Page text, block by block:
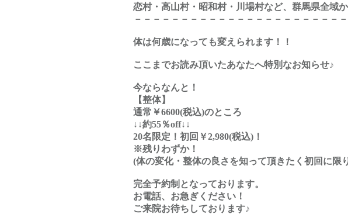
恋村・高山村・昭和村・川場村など、群馬県全域
－－－－－－－－－－－－－－－－－－－－－－
体は何歳になっても変えられます！！
ここまでお読み頂いたあなたへ特別なお知らせ♪
今ならなんと！
【整体】
通常￥6600(税込)のところ
↓↓約55％off↓↓
20名限定！初回￥2,980(税込)！
※残りわずか！
(体の変化・整体の良さを知って頂きたく初回に限
完全予約制となっております。
お電話、お急ぎください！
ご来院お待ちしております♪